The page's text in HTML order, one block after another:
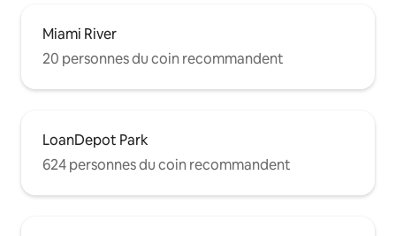
Miami River
20 personnes du coin recommandent
LoanDepot Park
624 personnes du coin recommandent